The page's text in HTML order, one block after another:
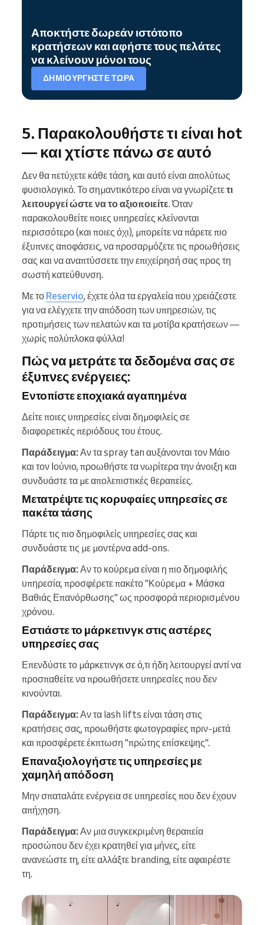
Αποκτήστε δωρεάν ιστότοπο
κρατήσεων και αφήστε τους πελάτες
να κλείνουν μόνοι τους
ΔΗΜΙΟΥΡΓΉΣΤΕ ΤΏΡΑ
5. Παρακολουθήστε τι είναι hot
— και χτίστε πάνω σε αυτό
Δεν θα πετύχετε κάθε τάση, και αυτό είναι απολύτως
φυσιολογικό. Το σημαντικότερο είναι να γνωρίζετετι
λειτουργεί ώστε να το αξιοποιείτε. Όταν
παρακολουθείτε ποιες υπηρεσίες κλείνονται
περισσότερο (και ποιες όχι), μπορείτε να πάρετε πιο
έξυπνες αποφάσεις, να προσαρμόζετε τις προωθήσεις
σας και να αναπτύσσετε την επιχείρησή σας προς τη
σωστή κατεύθυνση.
Με το Reservio, έχετε όλα τα εργαλεία που χρειάζεστε
για να ελέγχετε την απόδοση των υπηρεσιών, τις
προτιμήσεις των πελατών και τα μοτίβα κρατήσεων —
χωρίς πολύπλοκα φύλλα!
Πώς να μετράτε τα δεδομένα σας σε
έξυπνες ενέργειες:
Εντοπίστε εποχιακά αγαπημένα
Δείτε ποιες υπηρεσίες είναι δημοφιλείς σε
διαφορετικές περιόδους του έτους.
Παράδειγμα:Αν τα spray tan αυξάνονται τον Μάιο
και τον Ιούνιο, προωθήστε τα νωρίτερα την άνοιξη και
συνδυάστε τα με απολεπιστικές θεραπείες.
Μετατρέψτε τις κορυφαίες υπηρεσίες σε
πακέτα τάσης
Πάρτε τις πιο δημοφιλείς υπηρεσίες σας και
συνδυάστε τις με μοντέρνα add-ons.
Παράδειγμα:Αν το κούρεμα είναι η πιο δημοφιλής
υπηρεσία, προσφέρετε πακέτο "Κούρεμα + Μάσκα
Βαθιάς Επανόρθωσης" ως προσφορά περιορισμένου
χρόνου.
Εστιάστε το μάρκετινγκ στις αστέρες
υπηρεσίες σας
Επενδύστε το μάρκετινγκ σε ό,τι ήδη λειτουργεί αντί να
προσπαθείτε να προωθήσετε υπηρεσίες που δεν
κινούνται.
Παράδειγμα:Αν τα lash lifts είναι τάση στις
κρατήσεις σας, προωθήστε φωτογραφίες πριν-μετά
και προσφέρετε έκπτωση "πρώτης επίσκεψης".
Επαναξιολογήστε τις υπηρεσίες με
χαμηλή απόδοση
Μην σπαταλάτε ενέργεια σε υπηρεσίες που δεν έχουν
απήχηση.
Παράδειγμα:Αν μια συγκεκριμένη θεραπεία
προσώπου δεν έχει κρατηθεί για μήνες, είτε
ανανεώστε τη, είτε αλλάξτε branding, είτε αφαιρέστε
τη.